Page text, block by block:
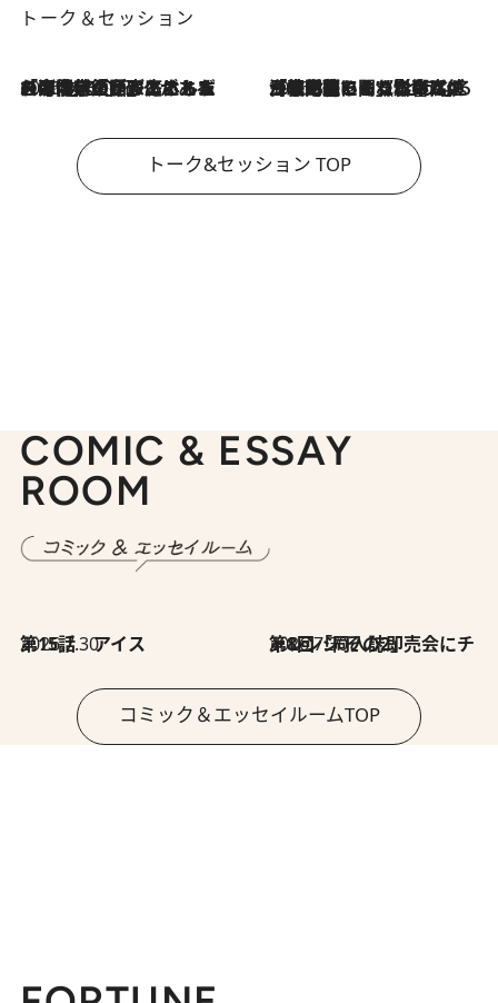
トーク＆セッション
2026.8.3
「今後値上げがあるとすれば…」「リスクがあるのは今年の冬」エネルギー専門家が語る、ホルムズ海峡封鎖が家庭にもたらす“ある心配” 2026.8.3
「住宅建てられない…」「サーチャージ料の高値が続いている」ホルムズ海峡封鎖による影響はいつまで続く？《エネルギー専門家に聞く“どうなる日本の暮らし”》
トーク&セッション TOP
COMIC & ESSAY
ROOM
2026.7.30
第15話 アイス 2026.7.30
第8回「同人誌即売会にチャレンジ その2」
コミック＆エッセイルームTOP